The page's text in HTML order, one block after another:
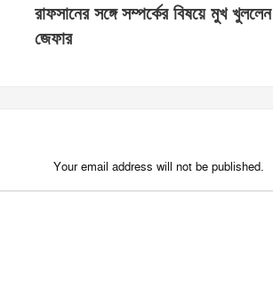
রাফসানের সঙ্গে সম্পর্কের বিষয়ে মুখ খুললেন
জেফার
Your email address will not be published.